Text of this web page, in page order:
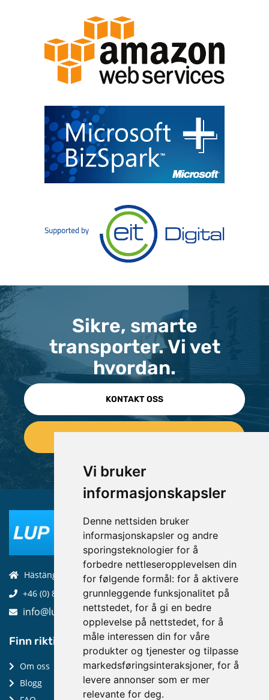
Vi bruker
informasjonskapsler
Denne nettsiden bruker
informasjonskapsler og andre
sporingsteknologier for å
forbedre nettleseropplevelsen din
for følgende formål: for å aktivere
grunnleggende funksjonalitet på
nettstedet, for å gi en bedre
opplevelse på nettstedet, for å
måle interessen din for våre
produkter og tjenester og tilpasse
markedsføringsinteraksjoner, for å
levere annonser som er mer
relevante for deg.
Sikre, smarte
transporter. Vi vet
hvordan.
KONTAKT OSS
Hästängsuddsvägen 19, 184 94, Åkersberga
+46 (0) 8-970 970
info@luptechnologies.com
Finn riktig:
Om oss
Blogg